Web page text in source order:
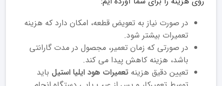
در صورت نیاز به تعویض قطعه، امکان دارد که هزینه
تعمیرات بیشتر شود.
در صورتی که زمان تعمیر، مجصول در مدت گارانتی
باشد، هزینه کاهش پیدا می کند.
تعیین دقیق هزینه تعمیرات هود ایلیا استیل باید